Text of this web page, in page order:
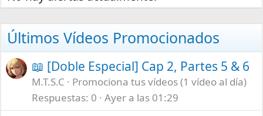
Últimos Vídeos Promocionados
📖 [Doble Especial] Cap 2, Partes 5 & 6
M.T.S.C
Promociona tus vídeos (1 vídeo al día)
Respuestas 0 Ayer a las 01:29